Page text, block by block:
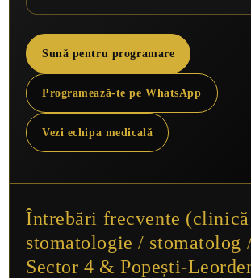
Sună pentru programare
Programează-te pe WhatsApp
Vezi echipa medicală
Întrebări frecvente (clinică
stomatologie / stomatolog
Sector 4 & Popești-